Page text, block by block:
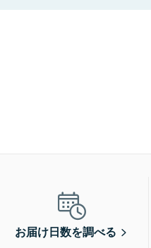
お届け日数を調べる